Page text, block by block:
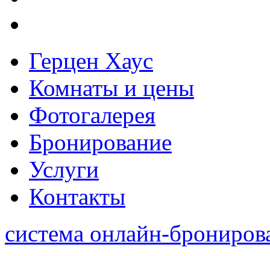
Герцен Хаус
Комнаты и цены
Фотогалерея
Бронирование
Услуги
Контакты
система онлайн-